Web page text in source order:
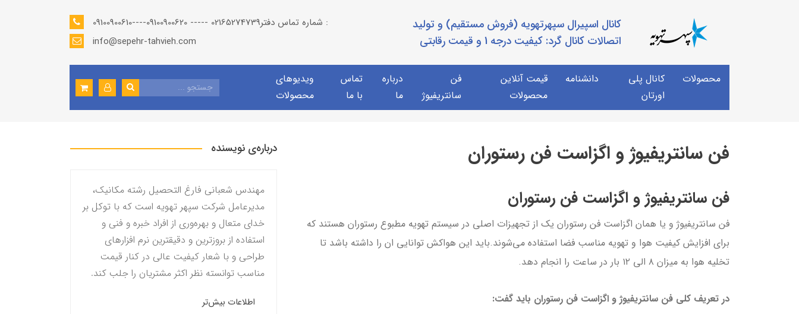
کانال اسپیرال سپهرتهویه (فروش مستقیم) و تولید
اتصالات کانال گرد: کیفیت درجه 1 و قیمت رقابتی
09100900610----09100900620 ----- 02165274739شماره تماس دفتر :
info@sepehr-tahvieh.com
محصولات
کانال پلی
اورتان
دانشنامه
قیمت آنلاين
محصولات
فن
سانتريفيوژ
درباره
ما
تماس
با ما
ویدیوهای
محصولات
فن سانتریفیوژ و اگزاست فن رستوران
فن سانتریفیوژ و اگزاست فن رستوران
فن سانتریفیوژ و يا همان اگزاست فن رستوران يك از تجهیزات اصلی در سیستم تهویه مطبوع رستوران هستند که
برای افزایش کیفیت هوا و تهویه مناسب فضا استفاده می‌شوند.باید این هواکش توانایی ان را داشته باشد تا
تخلیه هوا به میزان ۸ الی ۱۲ بار در ساعت را انجام دهد.
در تعریف کلی فن سانتریفیوژ و اگزاست فن رستوران باید گفت:
درباره‌ی نویسنده
مهندس شعبانی فارغ التحصیل رشته مکانیک،
مدیرعامل شرکت سپهر تهویه است که با توکل بر
خدای متعال و بهره‌وری از افراد خبره و فنی و
استفاده از بروزترین و دقیقترین نرم افزارهای
طراحی و با شعار کیفیت عالی در کنار قیمت
مناسب توانسته نظر اکثر مشتریان را جلب کند.
اطلاعات بیش‌تر